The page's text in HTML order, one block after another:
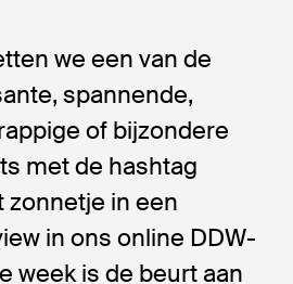
we een van de
spannende,
of bijzondere
met de hashtag
zonnetje in een
in ons online DDW-
week is de beurt aan